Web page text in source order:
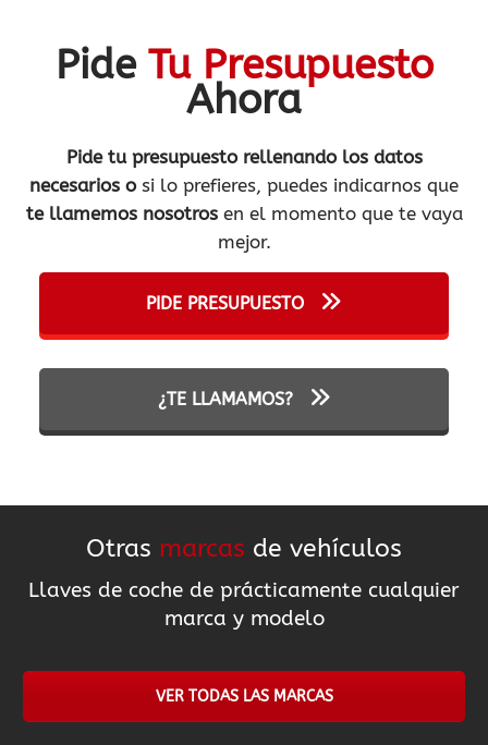
Pide Tu Presupuesto
Ahora
Pide tu presupuesto rellenando los datos
necesarios osi lo prefieres, puedes indicarnos que
te llamemos nosotrosen el momento que te vaya
mejor.
PIDE PRESUPUESTO
¿TE LLAMAMOS?
Otras marcas de vehículos
Llaves de coche de prácticamente cualquier
marca y modelo
VER TODAS LAS MARCAS